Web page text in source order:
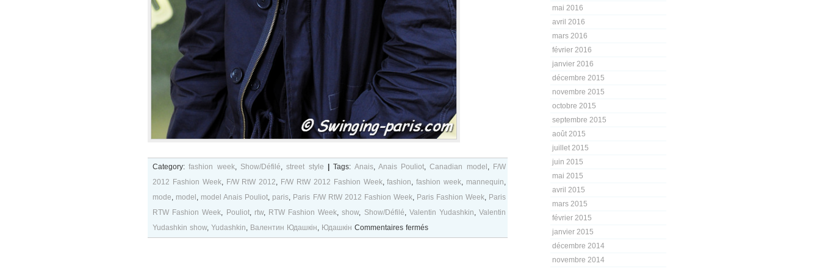
mai 2016
avril 2016
mars 2016
février 2016
janvier 2016
décembre 2015
novembre 2015
octobre 2015
septembre 2015
août 2015
juillet 2015
juin 2015
mai 2015
avril 2015
mars 2015
février 2015
janvier 2015
décembre 2014
novembre 2014
Category:fashion week, Show/Défilé,street style Tags: Anais, Anais Pouliot,Canadian model , F/W
2012 Fashion Week, F/W RtW 2012, F/W RtW 2012 Fashion Week,fashion,fashion week, mannequin,
mode, model , model Anais Pouliot, paris, Paris F/W RtW 2012 Fashion Week, Paris Fashion Week, Paris
RTW Fashion Week, Pouliot, rtw, RTW Fashion Week,show, Show/Défilé, Valentin Yudashkin,Valentin
Yudashkin show, Yudashkin, Валентин Юдашкін, Юдашкін Commentaires ferméssur